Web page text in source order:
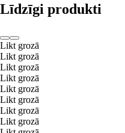
Līdzīgi produkti
Likt grozā
Likt grozā
Likt grozā
Likt grozā
Likt grozā
Likt grozā
Likt grozā
Likt grozā